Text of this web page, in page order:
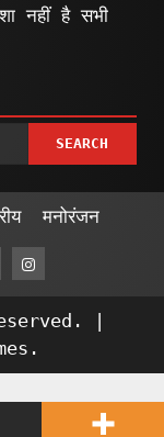
नहीं है सभी
SEARCH
मनोरंजन
Instagram
|